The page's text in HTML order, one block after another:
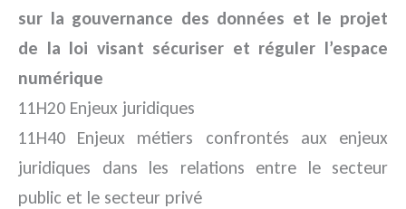
sur la gouvernance des données et le projet
de la loi visant sécuriser et réguler l’espace
numérique
11H20 Enjeux juridiques
11H40 Enjeux métiers confrontés aux enjeux
juridiques dans les relations entre le secteur
public et le secteur privé